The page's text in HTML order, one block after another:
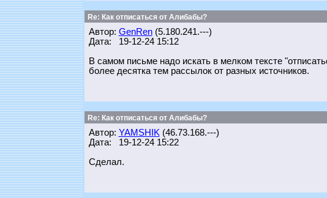
Re: Как отписаться от Алибабы?
Автор: GenRen(5.180.241.---)
Дата: 19-12-24 15:12
В самом письме надо искать в мелком тексте
более десятка тем рассылок от разных источников.
Re: Как отписаться от Алибабы?
Автор: YAMSHIK (46.73.168.---)
Дата: 19-12-24 15:22
Сделал.